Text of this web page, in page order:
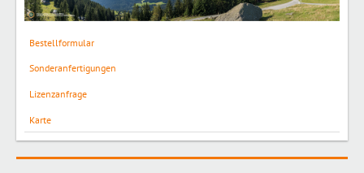
Bestellformular
Sonderanfertigungen
Lizenzanfrage
Karte